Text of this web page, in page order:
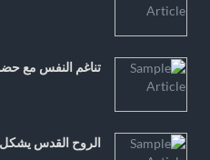
تناغم النفس مع
الروح القدس يشكل